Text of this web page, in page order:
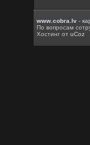
www.cobra.lv -
По вопросам
Хостинг отuCoz